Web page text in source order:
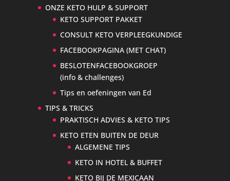
ONZE KETO HULP & SUPPORT
KETO SUPPORT PAKKET
CONSULT KETO VERPLEEGKUNDIGE
FACEBOOKPAGINA (MET CHAT)
BESLOTENFACEBOOKGROEP
(info & challenges)
Tips en oefeningen van Ed
TIPS & TRICKS
PRAKTISCH ADVIES & KETO TIPS
KETO ETEN BUITEN DE DEUR
ALGEMENE TIPS
KETO IN HOTEL & BUFFET
KETO BIJ DE MEXICAAN